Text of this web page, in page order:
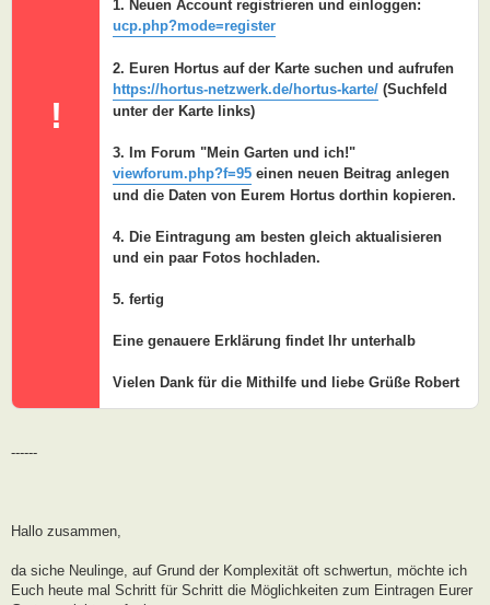
!
1. Neuen Account registrieren und einloggen:
ucp.php?mode=register
2. Euren Hortus auf der Karte suchen und aufrufen
https://hortus-netzwerk.de/hortus-karte/ (Suchfeld
unter der Karte links)
3. Im Forum "Mein Garten und ich!"
viewforum.php?f=95 einen neuen Beitrag anlegen
und die Daten von Eurem Hortus dorthin kopieren.
4. Die Eintragung am besten gleich aktualisieren
und ein paar Fotos hochladen.
5. fertig
Eine genauere Erklärung findet Ihr unterhalb
Vielen Dank für die Mithilfe und liebe Grüße Robert
------
Hallo zusammen,
da siche Neulinge, auf Grund der Komplexität oft schwertun, möchte ich
Euch heute mal Schritt für Schritt die Möglichkeiten zum Eintragen Eurer